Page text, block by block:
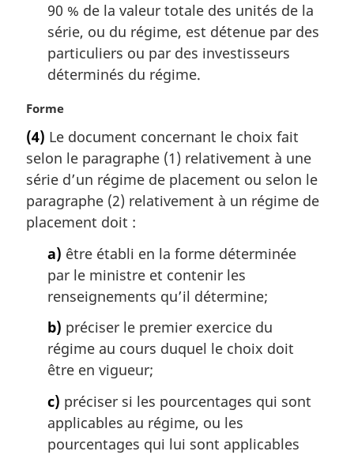
90 % de la valeur totale des unités de la
série, ou du régime, est détenue par des
particuliers ou par des investisseurs
déterminés du régime.
N
t
e
m
a
r
g
Forme
(4) Le document concernant le choix fait
selon le paragraphe (1) relativement à une
série d’un régime de placement ou selon le
paragraphe (2) relativement à un régime de
placement doit :
a) être établi en la forme déterminée
par le ministre et contenir les
renseignements qu’il détermine;
b) préciser le premier exercice du
régime au cours duquel le choix doit
être en vigueur;
c) préciser si les pourcentages qui sont
applicables au régime, ou les
pourcentages qui lui sont applicables